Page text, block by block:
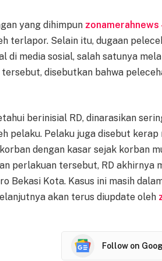
yang dihimpun zonamerahnews
terlapor. Selain itu, dugaan
di media sosial, salah satunya
tersebut, disebutkan bahwa
berinisial RD, dinarasikan
pelaku. Pelaku juga disebut
dengan kasar sejak korban
perlakuan tersebut, RD akhirnya
Bekasi Kota. Kasus ini masih
akan terus diupdate oleh
Follow on